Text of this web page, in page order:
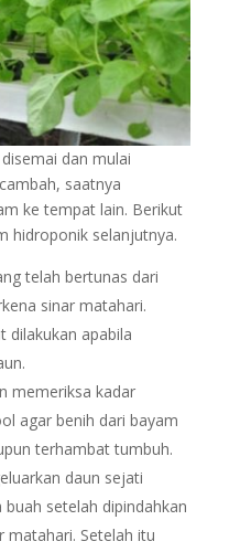
dan mulai
saatnya
ke tempat lain. Berikut
hidroponik selanjutnya.
telah bertunas dari
sinar matahari.
dilakukan apabila
memeriksa kadar
agar benih dari bayam
terhambat tumbuh.
daun sejati
setelah dipindahkan
matahari. Setelah itu